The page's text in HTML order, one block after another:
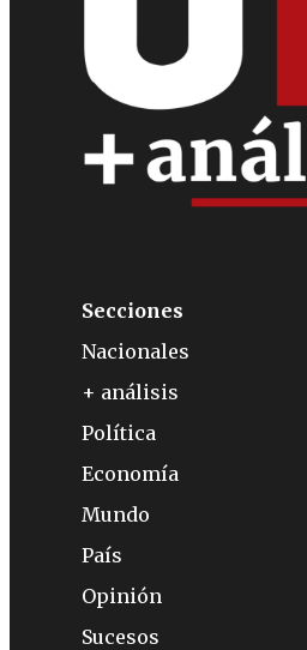
Secciones
Nacionales
+ análisis
Política
Economía
Mundo
País
Opinión
Sucesos